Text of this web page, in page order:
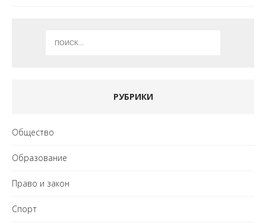
РУБРИКИ
Общество
Образование
Право и закон
Спорт